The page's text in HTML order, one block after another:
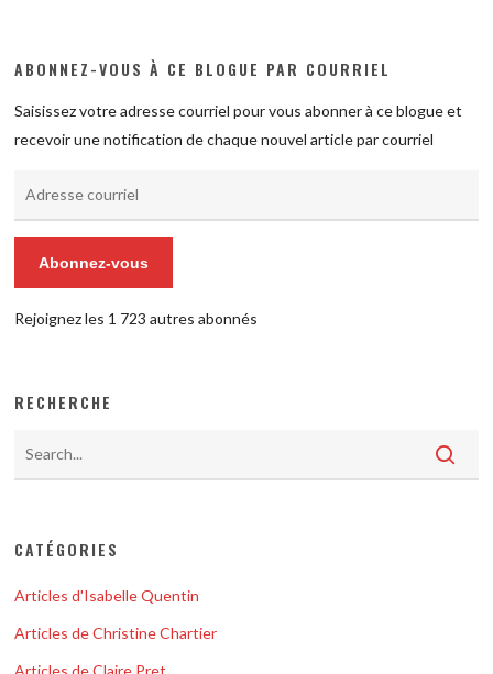
ABONNEZ-VOUS À CE BLOGUE PAR COURRIEL
Saisissez votre adresse courriel pour vous abonner à ce blogue et
recevoir une notification de chaque nouvel article par courriel
Abonnez-vous
Rejoignez les 1 723 autres abonnés
RECHERCHE
CATÉGORIES
Articles d'Isabelle Quentin
Articles de Christine Chartier
Articles de Claire Pret